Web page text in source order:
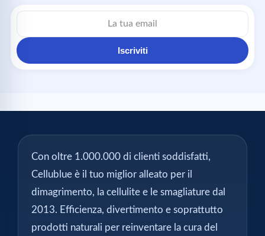
Iscriviti
Con oltre 1.000.000 di clienti soddisfatti,
Cellublue è il tuo miglior alleato per il
dimagrimento, la cellulite e le smagliature dal
2013. Efficienza, divertimento e soprattutto
prodotti naturali per reinventare la cura del